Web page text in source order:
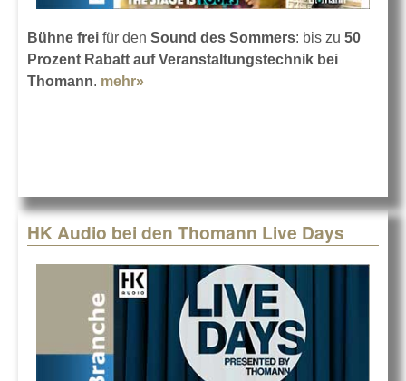
Bühne frei für den Sound des Sommers: bis zu 50
Prozent Rabatt auf Veranstaltungstechnik bei
Thomann. mehr»
HK Audio bei den Thomann Live Days